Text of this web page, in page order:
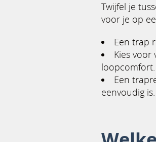
Twijfel je
voor je op
Een trap
Kies
loopcomfort.
Een
eenvoudig is.